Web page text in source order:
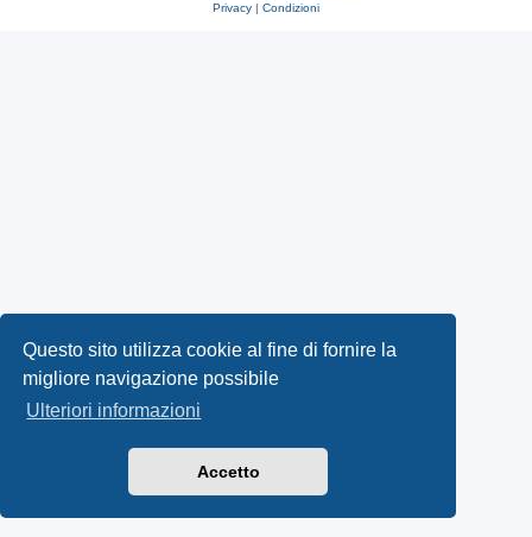
Questo sito utilizza cookie al fine di fornire la
migliore navigazione possibile
Ulteriori informazioni
Accetto
Privacy | Condizioni